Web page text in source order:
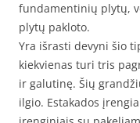
fundamentinių plytų,
plytų pakloto.
Yra išrasti devyni šio
kiekvienas turi tris
ir galutinę. Šių
ilgio. Estakados